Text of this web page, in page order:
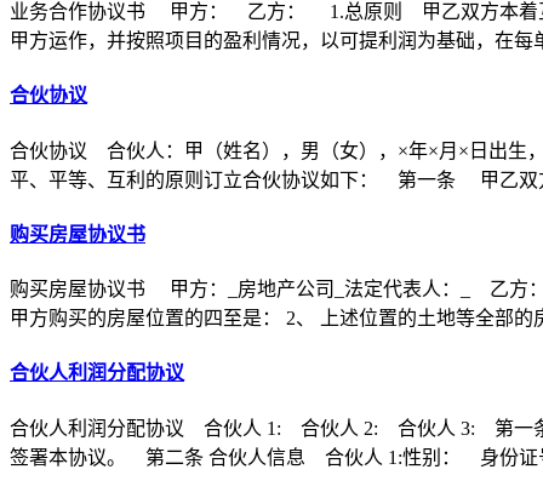
业务合作协议书 甲方： 乙方： 1.总原则 甲乙双方本着互
甲方运作，并按照项目的盈利情况，以可提利润为基础，在每
合伙协议
合伙协议 合伙人：甲（姓名），男（女），×年×月×日出
平、平等、互利的原则订立合伙协议如下： 第一条 甲乙双
购买房屋协议书
购买房屋协议书 甲方：_房地产公司_法定代表人：_ 乙方
甲方购买的房屋位置的四至是： 2、 上述位置的土地等全部的
合伙人利润分配协议
合伙人利润分配协议 合伙人 1: 合伙人 2: 合伙人 3: 第一条
签署本协议。 第二条 合伙人信息 合伙人 1:性别： 身份